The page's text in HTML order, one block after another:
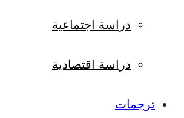
دراسة اجتماعية
دراسة اقتصادية
ترجمات